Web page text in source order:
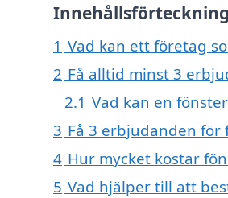
Innehållsförteckning
1 Vad kan ett företag
2 Få alltid minst 3
2.1 Vad kan en
3 Få 3 erbjudanden för
4 Hur mycket kostar
5 Vad hjälper till att